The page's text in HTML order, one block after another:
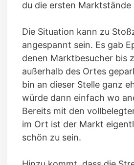
du die ersten Marktstände
Die Situation kann zu
angespannt sein. Es gab
denen Marktbesucher bis
außerhalb des Ortes
bin an dieser Stelle ganz
würde dann einfach wo
Bereits mit den
im Ort ist der Markt
schön zu sein.